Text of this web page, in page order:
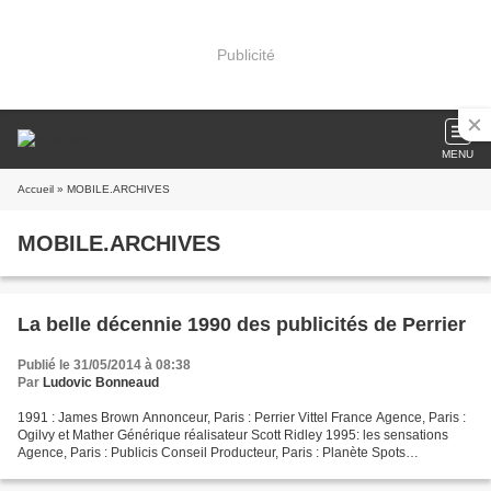
Publicité
MENU
Accueil » MOBILE.ARCHIVES
MOBILE.ARCHIVES
La belle décennie 1990 des publicités de Perrier
Publié le 31/05/2014 à 08:38
Par Ludovic Bonneaud
1991 : James Brown Annonceur, Paris : Perrier Vittel France Agence, Paris :
Ogilvy et Mather Générique réalisateur Scott Ridley 1995: les sensations
Agence, Paris : Publicis Conseil Producteur, Paris : Planète Spots